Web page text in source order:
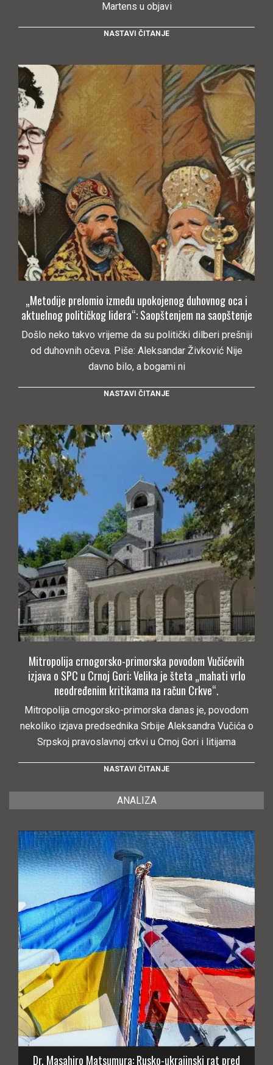
Martens u objavi
NASTAVI ČITANJE
„Metodije prelomio između upokojenog duhovnog oca i
aktuelnog političkog lidera“: Saopštenjem na saopštenje
Došlo neko takvo vrijeme da su politički dilberi prešniji
od duhovnih očeva. Piše: Aleksandar Živković Nije
davno bilo, a bogami ni
NASTAVI ČITANJE
Mitropolija crnogorsko-primorska povodom Vučićevih
izjava o SPC u Crnoj Gori: Velika je šteta „mahati vrlo
neodređenim kritikama na račun Crkve“.
Mitropolija crnogorsko-primorska danas je, povodom
nekoliko izjava predsednika Srbije Aleksandra Vučića o
Srpskoj pravoslavnoj crkvi u Crnoj Gori i litijama
NASTAVI ČITANJE
ANALIZA
Dr. Masahiro Matsumura: Rusko-ukrajinski rat pred